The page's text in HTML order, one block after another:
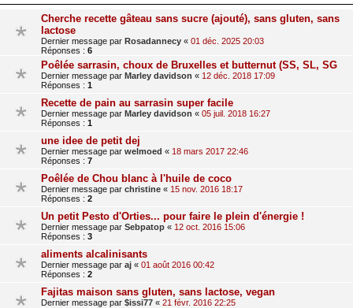
Cherche recette gâteau sans sucre (ajouté), sans gluten, sans
lactose
Dernier message par Rosadannecy « 01 déc. 2025 20:03
Réponses : 6
Poêlée sarrasin, choux de Bruxelles et butternut (SS, SL, SG
Dernier message par Marley davidson « 12 déc. 2018 17:09
Réponses : 1
Recette de pain au sarrasin super facile
Dernier message par Marley davidson « 05 juil. 2018 16:27
Réponses : 1
une idee de petit dej
Dernier message par welmoed « 18 mars 2017 22:46
Réponses : 7
Poêlée de Chou blanc à l'huile de coco
Dernier message par christine « 15 nov. 2016 18:17
Réponses : 2
Un petit Pesto d'Orties... pour faire le plein d'énergie !
Dernier message par Sebpatop « 12 oct. 2016 15:06
Réponses : 3
aliments alcalinisants
Dernier message par aj « 01 août 2016 00:42
Réponses : 2
Fajitas maison sans gluten, sans lactose, vegan
Dernier message par $issi77 « 21 févr. 2016 22:25